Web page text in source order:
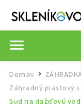
Domov
Záhradný plastový
Sud na dažďovú